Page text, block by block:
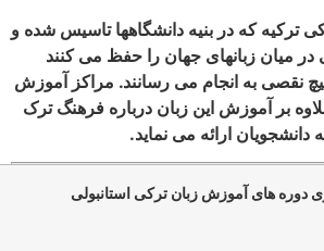
دانشگاهها تاسیس شده و
جهان را حفظ می کنند
می رسانند. مراکز آموزش
زبان درباره فرهنگ ترک
می نماید.
ترکی استانبولی